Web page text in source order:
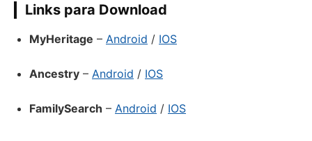
Links para Download
MyHeritage – Android / IOS
Ancestry – Android / IOS
FamilySearch – Android / IOS